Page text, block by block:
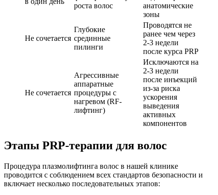
роста волос
анатомические
зоны
Не сочетается
Глубокие
срединные
пилинги
Проводятся не
ранее чем через
2-3 недели
после курса PRP
Не сочетается
Агрессивные
аппаратные
процедуры с
нагревом (RF-
лифтинг)
Исключаются на
2-3 недели
после инъекций
из-за риска
ускорения
выведения
активных
компонентов
Этапы PRP-терапии для волос
Процедура плазмолифтинга волос в нашей клинике
проводится с соблюдением всех стандартов безопасности и
включает несколько последовательных этапов: